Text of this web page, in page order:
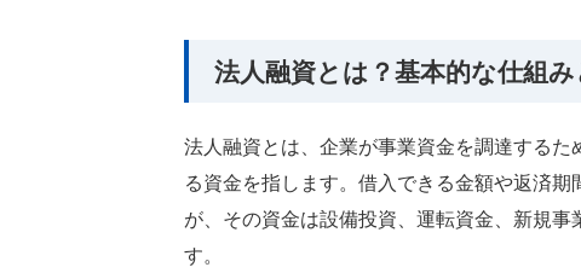
法人融資とは？基本的な仕組
法人融資とは、企業が事業資金を調達する
る資金を指します。借入できる金額や返済
が、その資金は設備投資、運転資金、新規
す。